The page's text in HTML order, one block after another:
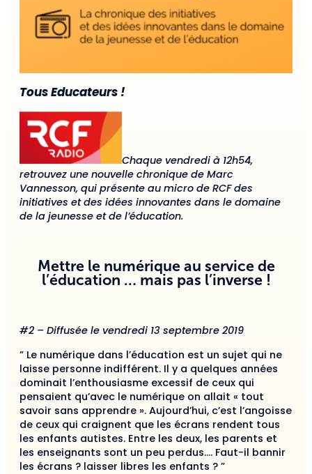
Tous Educateurs !
Chaque vendredi à 12h54,
retrouvez une nouvelle chronique de Marc
Vannesson, qui présente au micro de RCF des
initiatives et des idées innovantes dans le domaine
de la jeunesse et de l’éducation.
Mettre le numérique au service de
l’éducation … mais pas l’inverse !
#2 – Diffusée le vendredi 13 septembre 2019
” Le numérique dans l’éducation est un sujet qui ne
laisse personne indifférent. Il y a quelques années
dominait l’enthousiasme excessif de ceux qui
pensaient qu’avec le numérique on allait « tout
savoir sans apprendre ». Aujourd’hui, c’est l’angoisse
de ceux qui craignent que les écrans rendent tous
les enfants autistes. Entre les deux, les parents et
les enseignants sont un peu perdus…. Faut-il bannir
les écrans ? laisser libres les enfants ? ”